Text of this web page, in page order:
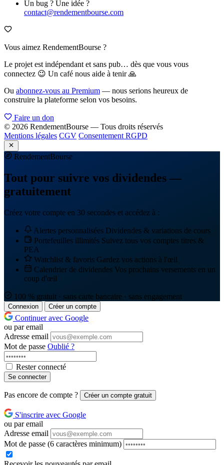
Un bug ? Une idée ?
contact@rendementbourse.com
Vous aimez RendementBourse ?
Le projet est indépendant et sans pub… dès que vous vous
connectez 😉 Un café nous aide à tenir 🙏
Ou abonnez-vous au Premium — nous serions heureux de
construire la plateforme selon vos besoins.
Faire un don
© 2026 RendementBourse — Tous droits réservés
Mentions légales CGV Consentement RGPD
RendementBourse
Tout pour suivre vos dividendes —
gratuitement
Créez votre compte en 30 secondes et accédez à :
Alertes personnalisées Dividendes & variations de cours
Portefeuilles illimités Suivez tous vos comptes titres &
PEA
Watchlist & favoris Gardez vos actions à l'œil
Calendrier de dividendes Vos prochains versements en un
coup d'œil
100 % gratuit · sans carte bancaire · sans engagement
Connexion Créer un compte
Continuer avec Google
ou par email
Adresse email
Mot de passe Oublié ?
Rester connecté
Se connecter
Pas encore de compte ? Créer un compte gratuit
S'inscrire avec Google
ou par email
Adresse email
Mot de passe (6 caractères minimum)